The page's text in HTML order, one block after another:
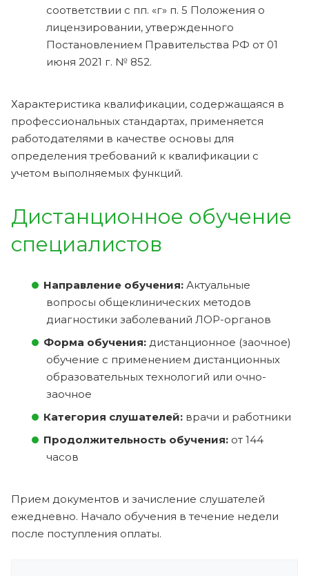
соответствии с пп. «г» п. 5 Положения о
лицензировании, утвержденного
Постановлением Правительства РФ от 01
июня 2021 г. № 852.
Характеристика квалификации, содержащаяся в
профессиональных стандартах, применяется
работодателями в качестве основы для
определения требований к квалификации с
учетом выполняемых функций.
Дистанционное обучение
специалистов
Направление обучения: Актуальные
вопросы общеклинических методов
диагностики заболеваний ЛОР-органов
Форма обучения: дистанционное (заочное)
обучение с применением дистанционных
образовательных технологий или очно-
заочное
Категория слушателей: врачи и работники
Продолжительность обучения: от 144
часов
Прием документов и зачисление слушателей
ежедневно. Начало обучения в течение недели
после поступления оплаты.